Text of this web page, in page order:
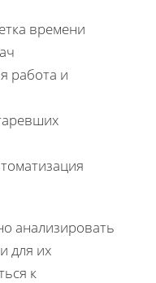
времени
работа и
анализировать
для их
к